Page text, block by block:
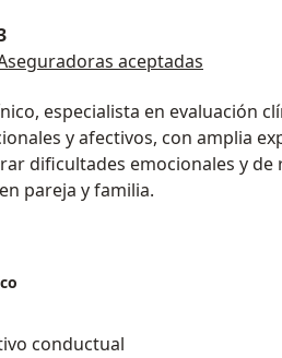
aceptadas
especialista en evaluación
y afectivos, con amplia
dificultades emocionales y
pareja y familia.
un espacio seguro, donde
siempre las sesiones
disfruto de aprender
a quienes acompaño en este
conductual